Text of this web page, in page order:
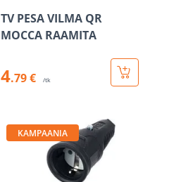
TV PESA VILMA QR
MOCCA RAAMITA
4.79 € /tk
KAMPAANIA